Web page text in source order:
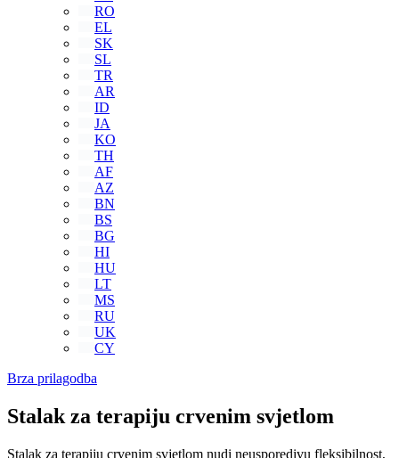
RO
EL
SK
SL
TR
AR
ID
JA
KO
TH
AF
AZ
BN
BS
BG
HI
HU
LT
MS
RU
UK
CY
Brza prilagodba
Stalak za terapiju crvenim svjetlom
Stalak za terapiju crvenim svjetlom nudi neusporedivu fleksibilnost,